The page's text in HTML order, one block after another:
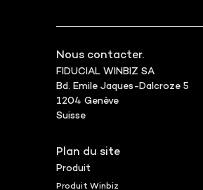
Nous contacter.
FIDUCIAL WINBIZ SA
Bd. Emile Jaques-Dalcroze 5
1204 Genève
Suisse
Plan du site
Produit
Produit Winbiz